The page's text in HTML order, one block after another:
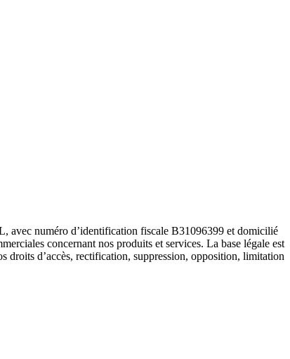
avec numéro d’identification fiscale B31096399 et domicilié
concernant nos produits et services. La base légale est
droits d’accès, rectification, suppression, opposition, limitation